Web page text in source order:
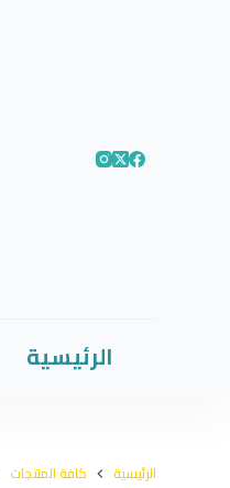
الرئيسية
الرئيسية كافة المنتجات